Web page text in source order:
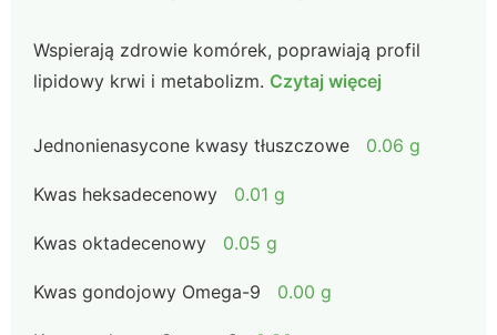
Wspierają zdrowie komórek, poprawiają profil
lipidowy krwi i metabolizm. Czytaj więcej
Jednonienasycone kwasy tłuszczowe 0.06 g
Kwas heksadecenowy 0.01 g
Kwas oktadecenowy 0.05 g
Kwas gondojowy Omega-9 0.00 g